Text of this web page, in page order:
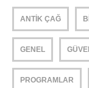
ANTIK ÇAĞ
GENEL
PROGRAMLAR